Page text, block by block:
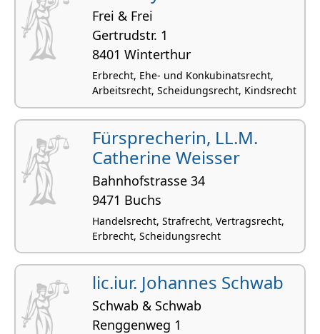
Frei & Frei
Gertrudstr. 1
8401 Winterthur
Erbrecht, Ehe- und Konkubinatsrecht,
Arbeitsrecht, Scheidungsrecht, Kindsrecht
Fürsprecherin, LL.M.
Catherine Weisser
Bahnhofstrasse 34
9471 Buchs
Handelsrecht, Strafrecht, Vertragsrecht,
Erbrecht, Scheidungsrecht
lic.iur. Johannes Schwab
Schwab & Schwab
Renggenweg 1